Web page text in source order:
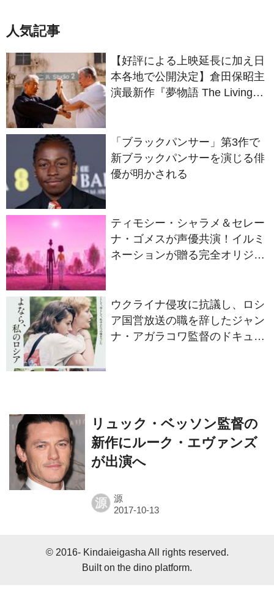
人気記事
【好評による上映延長に加え日
本各地で公開決定】倉田保昭主
演最新作『夢物語 The Living
「ブラックパンサー」第3作で
新ブラックパンサーを演じる俳
優が明かされる
ティモシー・シャラメ＆セレー
ナ・ゴメスが声優共演！イルミ
ネーションが贈る完全オリジナ
ウクライナ侵攻に抗議し、ロシ
ア国営放送の職を辞したジャン
ナ・アガラコワ監督のドキュメ
リュック・ベッソン監督の
新作にルーク・エヴァンズ
が出演へ
源 源
© 2016- Kindaieigasha All rights reserved.
Built on the dino platform.